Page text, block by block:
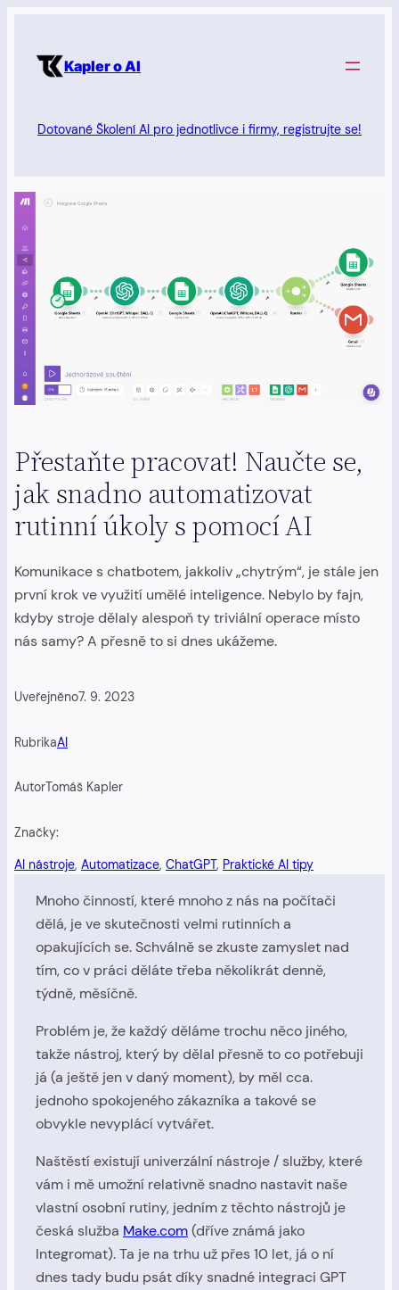
obsah Kapler o AI
Dotované Školení AI pro jednotlivce i firmy, registrujte se!
Přestaňte pracovat! Naučte se,
jak snadno automatizovat
rutinní úkoly s pomocí AI
Komunikace s chatbotem, jakkoliv „chytrým“, je stále jen
první krok ve využití umělé inteligence. Nebylo by fajn,
kdyby stroje dělaly alespoň ty triviální operace místo
nás samy? A přesně to si dnes ukážeme.
Uveřejněno7. 9. 2023
RubrikaAI
AutorTomáš Kapler
Značky:
AI nástroje, Automatizace, ChatGPT, Praktické AI tipy
Mnoho činností, které mnoho z nás na počítači
dělá, je ve skutečnosti velmi rutinních a
opakujících se. Schválně se zkuste zamyslet nad
tím, co v práci děláte třeba několikrát denně,
týdně, měsíčně.
Problém je, že každý děláme trochu něco jiného,
takže nástroj, který by dělal přesně to co potřebuji
já (a ještě jen v daný moment), by měl cca.
jednoho spokojeného zákazníka a takové se
obvykle nevyplácí vytvářet.
Naštěstí existují univerzální nástroje / služby, které
vám i mě umožní relativně snadno nastavit naše
vlastní osobní rutiny, jedním z těchto nástrojů je
česká služba Make.com(dříve známá jako
Integromat). Ta je na trhu už přes 10 let, já o ní
dnes tady budu psát díky snadné integraci GPT